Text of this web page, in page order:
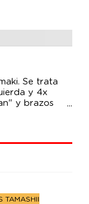
Se trata
y 4x
y brazos
TAMASHII